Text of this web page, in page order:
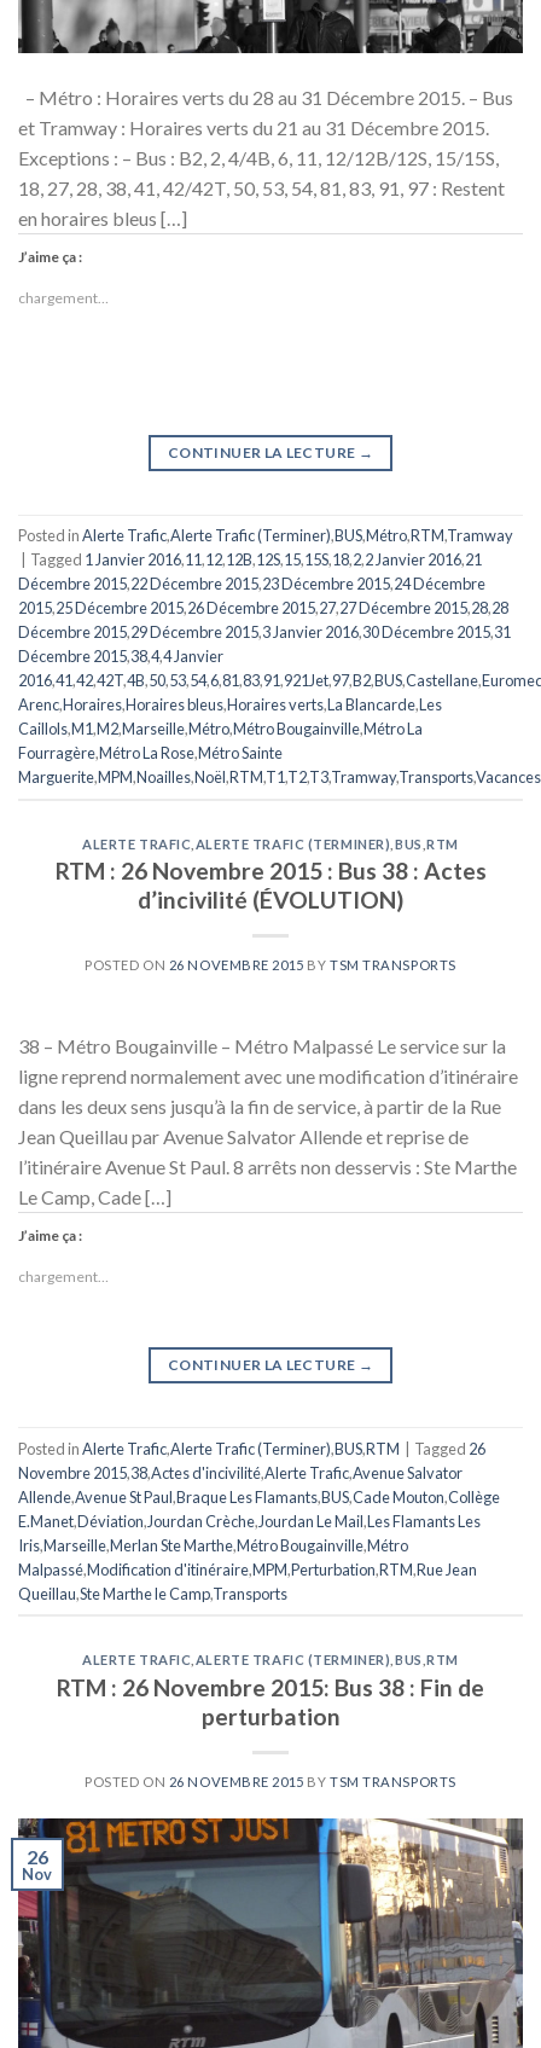
– Métro : Horaires verts du 28 au 31 Décembre 2015. – Bus
et Tramway : Horaires verts du 21 au 31 Décembre 2015.
Exceptions : – Bus : B2, 2, 4/4B, 6, 11, 12/12B/12S, 15/15S,
18, 27, 28, 38, 41, 42/42T, 50, 53, 54, 81, 83, 91, 97 : Restent
en horaires bleus […]
J’aime ça :
chargement…
CONTINUER LA LECTURE →
Posted inAlerte Trafic,Alerte Trafic (Terminer),BUS,Métro,RTM,Tramway
Tagged 1 Janvier 2016,11,12,12B,12S,15,15S,18,2,2 Janvier 2016,21
Décembre 2015,22 Décembre 2015,23 Décembre 2015,24 Décembre
2015,25 Décembre 2015,26 Décembre 2015,27,27 Décembre 2015,28,28
Décembre 2015,29 Décembre 2015,3 Janvier 2016,30 Décembre 2015,31
Décembre 2015,38,4,4 Janvier
2016,41,42,42T,4B,50,53,54,6,81,83,91,921Jet,97,B2,BUS,Castellane,
Arenc,Horaires,Horaires bleus,Horaires verts,La Blancarde,Les
Caillols,M1,M2,Marseille,Métro,Métro Bougainville,Métro La
Fourragère,Métro La Rose,Métro Sainte
Marguerite,MPM,Noailles,Noël,RTM,T1,T2,T3,Tramway,Transports,Vacances
ALERTE TRAFIC ALERTE TRAFIC (TERMINER) BUS ,RTM
RTM : 26 Novembre 2015 : Bus 38 : Actes
d’incivilité (ÉVOLUTION)
POSTED ON 26 NOVEMBRE 2015 BY TSM TRANSPORTS
38 – Métro Bougainville – Métro Malpassé Le service sur la
ligne reprend normalement avec une modification d’itinéraire
dans les deux sens jusqu’à la fin de service, à partir de la Rue
Jean Queillau par Avenue Salvator Allende et reprise de
l’itinéraire Avenue St Paul. 8 arrêts non desservis : Ste Marthe
Le Camp, Cade […]
J’aime ça :
chargement…
CONTINUER LA LECTURE →
Posted inAlerte Trafic,Alerte Trafic (Terminer),BUS,RTM Tagged 26
Novembre 2015,38,Actes d'incivilité,Alerte Trafic,Avenue Salvator
Allende,Avenue St Paul,Braque Les Flamants,BUS,Cade Mouton,Collège
E.Manet,Déviation,Jourdan Crèche,Jourdan Le Mail,Les Flamants Les
Iris,Marseille,Merlan Ste Marthe,Métro Bougainville,Métro
Malpassé,Modification d'itinéraire,MPM,Perturbation,RTM,Rue Jean
Queillau,Ste Marthe le Camp,Transports
ALERTE TRAFIC ALERTE TRAFIC (TERMINER) BUS ,RTM
RTM : 26 Novembre 2015: Bus 38 : Fin de
perturbation
POSTED ON 26 NOVEMBRE 2015 BY TSM TRANSPORTS
26
Nov